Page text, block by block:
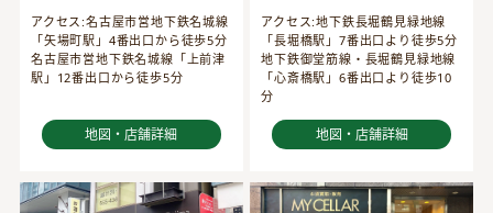
アクセス:名古屋市営地下鉄名城線
「矢場町駅」4番出口から徒歩5分
名古屋市営地下鉄名城線「上前津
駅」12番出口から徒歩5分
地図・店舗詳細
アクセス:地下鉄長堀鶴見緑地線
「長堀橋駅」7番出口より徒歩5分
地下鉄御堂筋線・長堀鶴見緑地線
「心斎橋駅」6番出口より徒歩10
分
地図・店舗詳細